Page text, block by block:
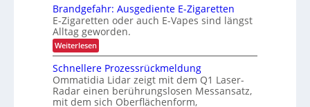
e
t
r
i
e
b
l
i
r
o
j
e
t
i
o
m
e
n
t
d
e
r
L
o
g
s
t
i
k
v
e
r
l
ä
s
i
g
e
Brandgefahr: Ausgediente E-Zigaretten
E-Zigaretten oder auch E-Vapes sind längst
Alltag geworden.
Weiterlesen:
B
a
n
d
g
Schnellere Prozessrückmeldung
Ommatidia Lidar zeigt mit dem Q1 Laser-
Radar einen berührungslosen Messansatz,
mit dem sich Oberflächenform,